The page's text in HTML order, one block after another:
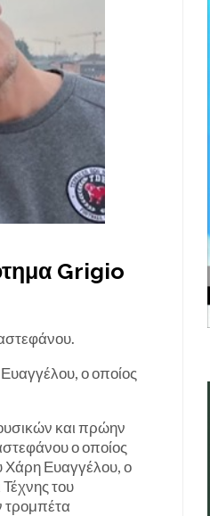
Grigio
ο οποίος
και πρώην
ο οποίος
Χάρη Ευαγγέλου, ο
του
τρομπέτα